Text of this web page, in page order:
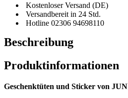
Kostenloser Versand (DE)
Versandbereit in 24 Std.
Hotline 02306 94698110
Beschreibung
Produktinformationen
Geschenktüten und Sticker von